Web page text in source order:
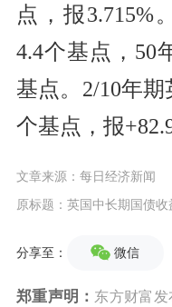
点，报3.715%
4.4个基点，50
基点。2/10年
个基点，报
文章来源：每日经济新闻
原标题：英国中长期国债
分享至： 微信
郑重声明： 东方财富